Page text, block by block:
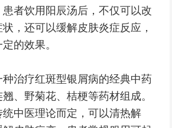
者饮用阳辰汤后，不仅可以改
，还可以缓解皮肤炎症反应，
的效果。
治疗红斑型银屑病的经典中药
、野菊花、桔梗等药材组成。
中医理论而定，可以清热解